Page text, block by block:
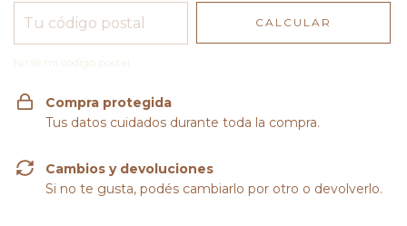
CALCULAR
No sé mi código postal
Compra protegida
Tus datos cuidados durante toda la compra.
Cambios y devoluciones
Si no te gusta, podés cambiarlo por otro o devolverlo.